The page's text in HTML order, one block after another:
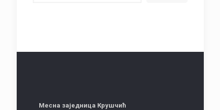
Месна заједница Крушчић